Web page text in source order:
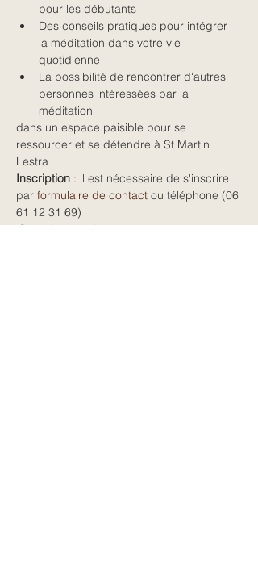
pour les débutants
Des conseils pratiques pour intégrer
la méditation dans votre vie
quotidienne
La possibilité de rencontrer d'autres
personnes intéressées par la
méditation
dans un espace paisible pour se
ressourcer et se détendre à St Martin
Lestra
Inscription : il est nécessaire de s'inscrire
par formulaire de contact ou téléphone (06
61 12 31 69)
Coût de la matinée : 20 euros